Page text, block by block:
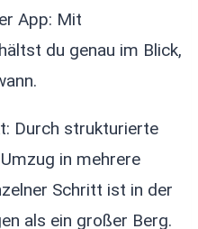
App: Mit
du genau im Blick,
Durch strukturierte
in mehrere
Schritt ist in der
als ein großer Berg.